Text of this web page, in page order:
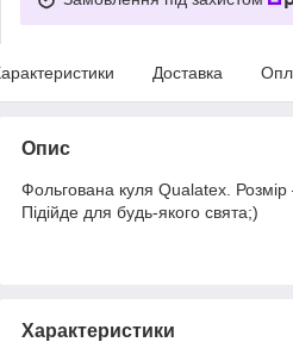
Доставка
Опис
Фольгована куля Qualatex.
Підійде для будь-якого свята;)
Характеристики